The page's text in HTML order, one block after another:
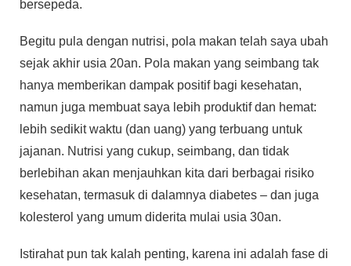
bersepeda.
Begitu pula dengan nutrisi, pola makan telah saya ubah
sejak akhir usia 20an. Pola makan yang seimbang tak
hanya memberikan dampak positif bagi kesehatan,
namun juga membuat saya lebih produktif dan hemat:
lebih sedikit waktu (dan uang) yang terbuang untuk
jajanan. Nutrisi yang cukup, seimbang, dan tidak
berlebihan akan menjauhkan kita dari berbagai risiko
kesehatan, termasuk di dalamnya diabetes – dan juga
kolesterol yang umum diderita mulai usia 30an.
Istirahat pun tak kalah penting, karena ini adalah fase di